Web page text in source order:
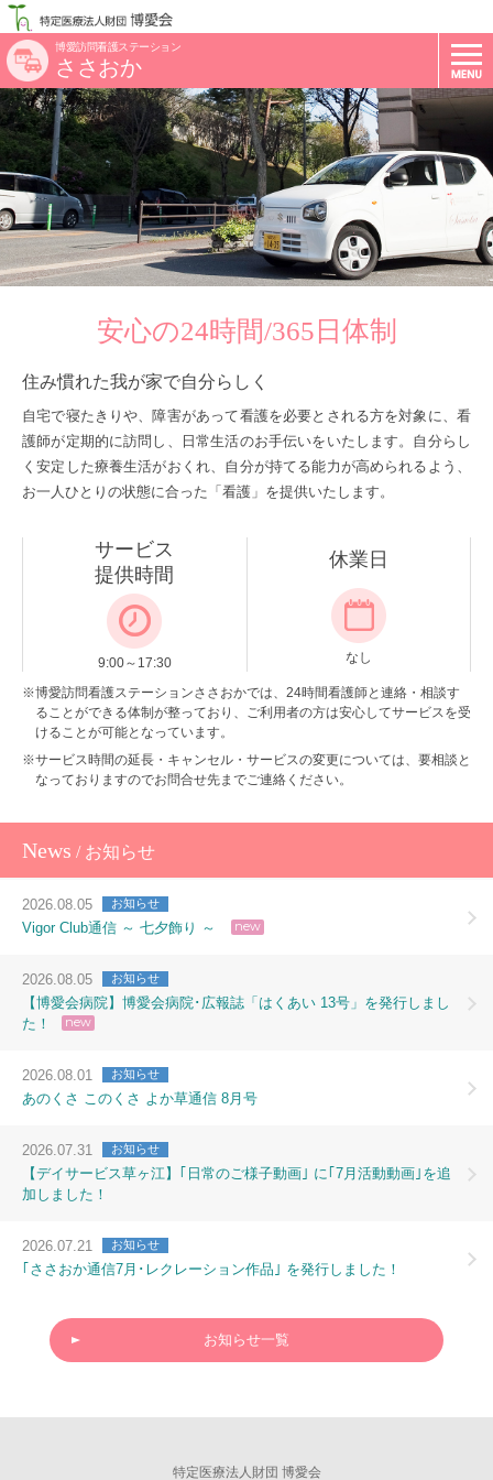
博愛訪問看護ステーション
ささおか
安心の24時間/365日体制
住み慣れた我が家で自分らしく
自宅で寝たきりや、障害があって看護を必要とされる方を対象に、看
護師が定期的に訪問し、日常生活のお手伝いをいたします。自分らし
く安定した療養生活がおくれ、自分が持てる能力が高められるよう、
お一人ひとりの状態に合った「看護」を提供いたします。
サービス
提供時間
9:00～17:30
休業日
なし
※博愛訪問看護ステーションささおかでは、24時間看護師と連絡・相談す
ることができる体制が整っており、ご利用者の方は安心してサービスを受
けることが可能となっています。
※サービス時間の延長・キャンセル・サービスの変更については、要相談と
なっておりますのでお問合せ先までご連絡ください。
News / お知らせ
2026.08.05 お知らせ
Vigor Club通信 ～ 七夕飾り ～ new
2026.08.05 お知らせ
【博愛会病院】博愛会病院･広報誌「はくあい 13号」を発行しまし
た！
new
2026.08.01 お知らせ
あのくさ このくさ よか草通信 8月号
2026.07.31 お知らせ
【デイサービス草ヶ江】｢日常のご様子動画｣ に｢7月活動動画｣を追
加しました！
2026.07.21 お知らせ
｢ささおか通信7月･レクレーション作品｣ を発行しました！
お知らせ一覧
特定医療法人財団 博愛会